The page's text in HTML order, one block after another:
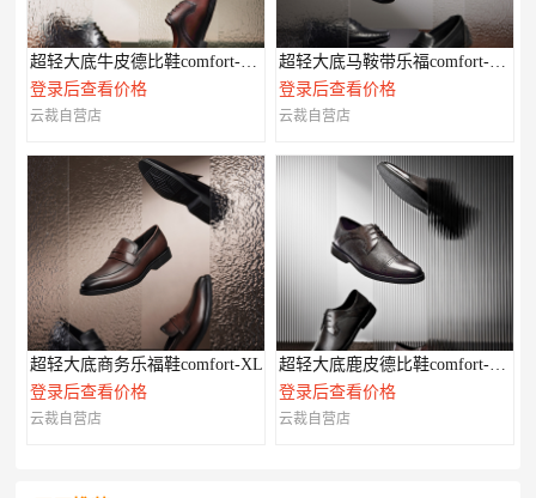
超轻大底牛皮德比鞋comfort-XL系列
登录后查看价格
云裁自营店
超轻大底马鞍带乐福comfort-XL系列
登录后查看价格
云裁自营店
超轻大底商务乐福鞋comfort-XL
登录后查看价格
云裁自营店
超轻大底鹿皮德比鞋comfort-XL系列
登录后查看价格
云裁自营店